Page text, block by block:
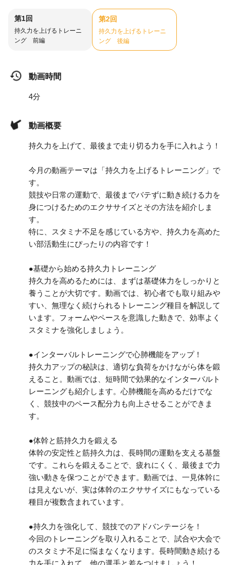
第1回
持久力を上げるトレーニ
ング 前編
第2回
持久力を上げるトレーニ
ング 後編
動画時間
4分
動画概要
持久力を上げて、最後まで走り切る力を手に入れよう！
今月の動画テーマは「持久力を上げるトレーニング」で
す。
競技や日常の運動で、最後までバテずに動き続ける力を
身につけるためのエクササイズとその方法を紹介しま
す。
特に、スタミナ不足を感じている方や、持久力を高めた
い部活動生にぴったりの内容です！
●基礎から始める持久力トレーニング
持久力を高めるためには、まずは基礎体力をしっかりと
養うことが大切です。動画では、初心者でも取り組みや
すい、無理なく続けられるトレーニング種目を解説して
います。フォームやペースを意識した動きで、効率よく
スタミナを強化しましょう。
●インターバルトレーニングで心肺機能をアップ！
持久力アップの秘訣は、適切な負荷をかけながら体を鍛
えること。動画では、短時間で効果的なインターバルト
レーニングも紹介します。心肺機能を高めるだけでな
く、競技中のペース配分力も向上させることができま
す。
●体幹と筋持久力を鍛える
体幹の安定性と筋持久力は、長時間の運動を支える基盤
です。これらを鍛えることで、疲れにくく、最後まで力
強い動きを保つことができます。動画では、一見体幹に
は見えないが、実は体幹のエクササイズにもなっている
種目が複数含まれています。
●持久力を強化して、競技でのアドバンテージを！
今回のトレーニングを取り入れることで、試合や大会で
のスタミナ不足に悩まなくなります。長時間動き続ける
力を手に入れて、他の選手と差をつけましょう！